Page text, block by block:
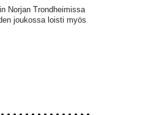
Norjan Trondheimissa
joukossa loisti myös